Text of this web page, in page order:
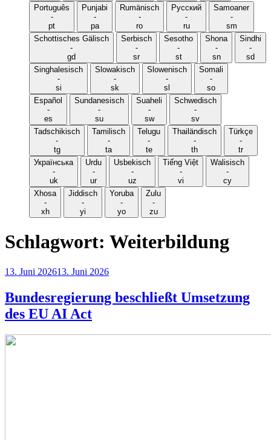
Português
-
pt
Punjabi
-
pa
Rumänisch
-
ro
Русский
-
ru
Samoaner
-
sm
Schottisches Gälisch
-
gd
Serbisch
-
sr
Sesotho
-
st
Shona
-
sn
Sindhi
-
sd
Singhalesisch
-
si
Slowakisch
-
sk
Slowenisch
-
sl
Somali
-
so
Español
-
es
Sundanesisch
-
su
Suaheli
-
sw
Schwedisch
-
sv
Tadschikisch
-
tg
Tamilisch
-
ta
Telugu
-
te
Thailändisch
-
th
Türkçe
-
tr
Українська
-
uk
Urdu
-
ur
Usbekisch
-
uz
Tiếng Việt
-
vi
Walisisch
-
cy
Xhosa
-
xh
Jiddisch
-
yi
Yoruba
-
yo
Zulu
-
zu
Schlagwort: Weiterbildung
Veröffentlicht
13. Juni 202613. Juni 2026
Bundesregierung beschließt Umsetzung
des EU AI Act